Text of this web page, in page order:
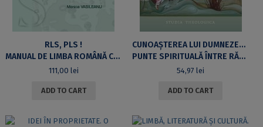
RLS, PLS !
MANUAL DE LIMBA ROMÂNĂ CA LIMBĂ STRĂINĂ PENTRU NIVELUL A1
111,00 lei
ADD TO CART
CUNOAȘTEREA LUI DUMNEZEU PRIN ÎNTUNERIC ȘI LUMINĂ LA SFÂNTUL IOAN AL CRUCII:
PUNTE SPIRITUALĂ ÎNTRE RĂSĂRIT ȘI APUS
54,97lei
ADD TO CART